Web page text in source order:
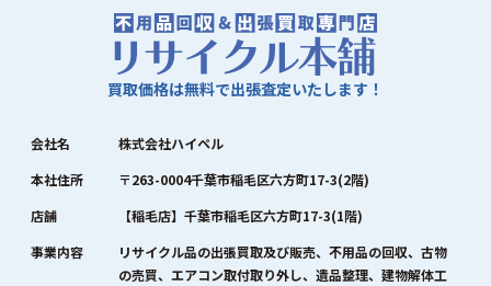
買取価格は無料で出張査定いたします！
会社名
株式会社ハイペル
本社住所
〒263-0004千葉市稲毛区六方町17-3(2階)
店舗
【稲毛店】千葉市稲毛区六方町17-3(1階)
事業内容
リサイクル品の出張買取及び販売、不用品の回収、古物
の売買、エアコン取付取り外し、遺品整理、建物解体工